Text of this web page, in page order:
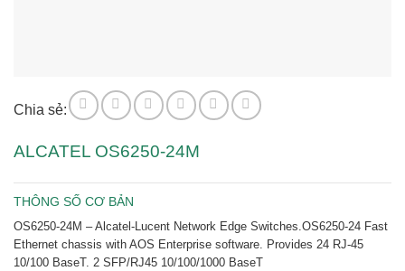
Chia sẻ:
ALCATEL OS6250-24M
THÔNG SỐ CƠ BẢN
OS6250-24M – Alcatel-Lucent Network Edge Switches.OS6250-24 Fast
Ethernet chassis with AOS Enterprise software. Provides 24 RJ-45
10/100 BaseT. 2 SFP/RJ45 10/100/1000 BaseT